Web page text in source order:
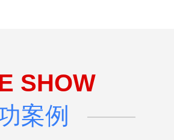
SHOW
案例